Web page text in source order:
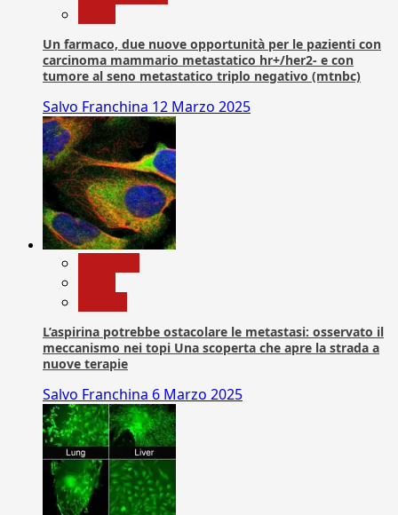
Un farmaco, due nuove opportunità per le pazienti con
carcinoma mammario metastatico hr+/her2- e con
tumore al seno metastatico triplo negativo (mtnbc)
Salvo Franchina 12 Marzo 2025
L’aspirina potrebbe ostacolare le metastasi: osservato il
meccanismo nei topi Una scoperta che apre la strada a
nuove terapie
Salvo Franchina 6 Marzo 2025